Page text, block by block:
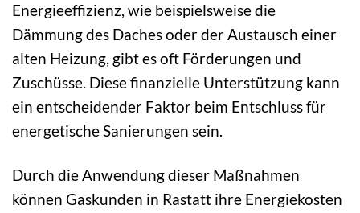
Energieeffizienz, wie beispielsweise die
Dämmung des Daches oder der Austausch einer
alten Heizung, gibt es oft Förderungen und
Zuschüsse. Diese finanzielle Unterstützung kann
ein entscheidender Faktor beim Entschluss für
energetische Sanierungen sein.
Durch die Anwendung dieser Maßnahmen
können Gaskunden in Rastatt ihre Energiekosten